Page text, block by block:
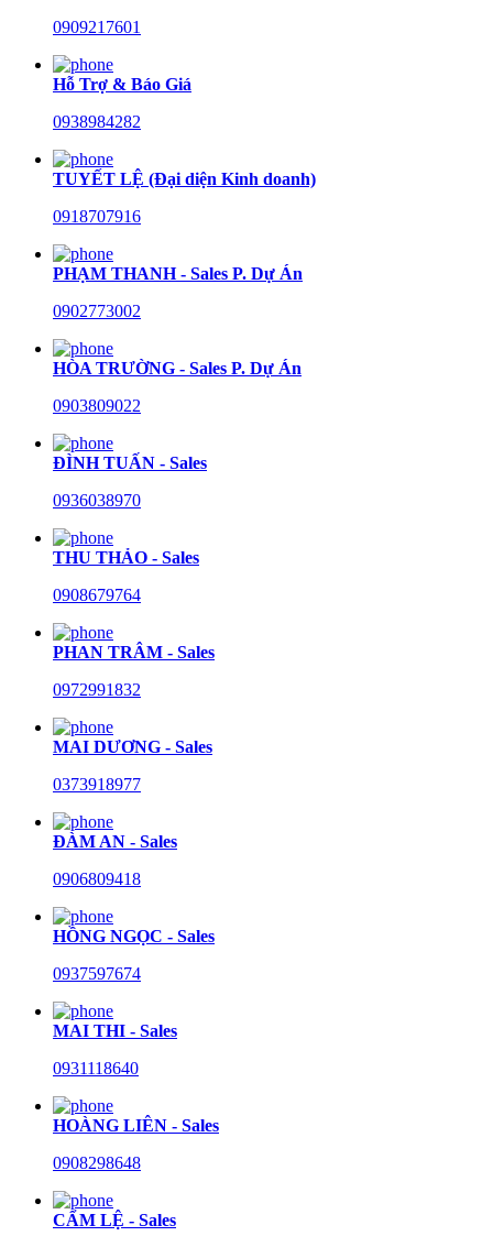
0909217601
Hỗ Trợ & Báo Giá
0938984282
TUYẾT LỆ (Đại diện Kinh doanh)
0918707916
PHẠM THANH - Sales P. Dự Án
0902773002
HÒA TRƯỜNG - Sales P. Dự Án
0903809022
ĐÌNH TUẤN - Sales
0936038970
THU THẢO - Sales
0908679764
PHAN TRÂM - Sales
0972991832
MAI DƯƠNG - Sales
0373918977
ĐÀM AN - Sales
0906809418
HỒNG NGỌC - Sales
0937597674
MAI THI - Sales
0931118640
HOÀNG LIÊN - Sales
0908298648
CẨM LỆ - Sales